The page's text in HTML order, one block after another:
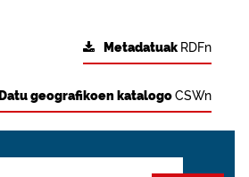
Metadatuak RDFn
Datu geografikoen katalogoCSWn